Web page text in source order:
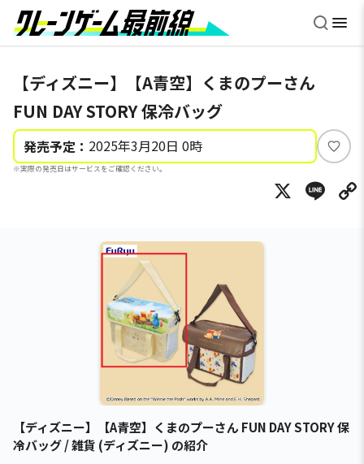
【ディズニー】【A青空】くまのプーさん
FUN DAY STORY 保冷バッグ
発売予定： 2025年3月20日 0時
※実際の発売日はサービスをご確認ください。
い
ね
X
【ディズニー】【A青空】くまのプーさん FUN DAY STORY 保
冷バッグ / 雑貨 (ディズニー) の紹介